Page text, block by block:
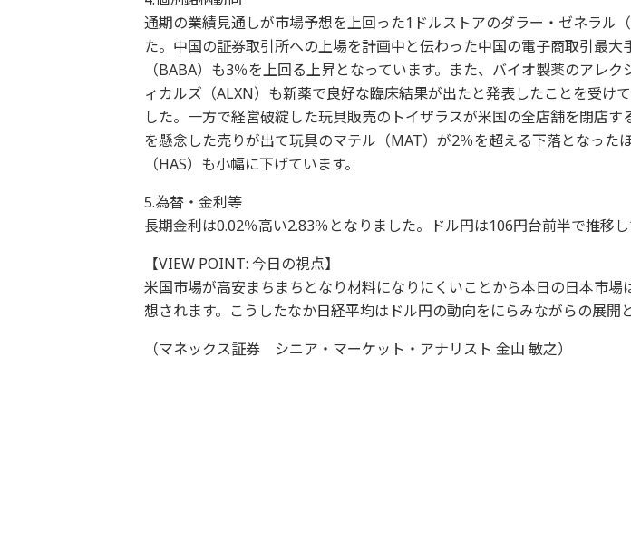
通期の業績見通しが市場予想を上回った1ドルストアのダラー・ゼネラル
た。中国の証券取引所への上場を計画中と伝わった中国の電子商取引最大
（BABA）も3％を上回る上昇となっています。また、バイオ製薬のアレ
ィカルズ（ALXN）も新薬で良好な臨床結果が出たと発表したことを受け
した。一方で経営破綻した玩具販売のトイザラスが米国の全店舗を閉店す
を懸念した売りが出て玩具のマテル（MAT）が2％を超える下落となった
（HAS）も小幅に下げています。
5.為替・金利等
長期金利は0.02％高い2.83％となりました。ドル円は106円台前半で推移し
【VIEW POINT: 今日の視点】
米国市場が高安まちまちとなり材料になりにくいことから本日の日本市場
想されます。こうしたなか日経平均はドル円の動向をにらみながらの展開
（マネックス証券 シニア・マーケット・アナリスト 金山 敏之）